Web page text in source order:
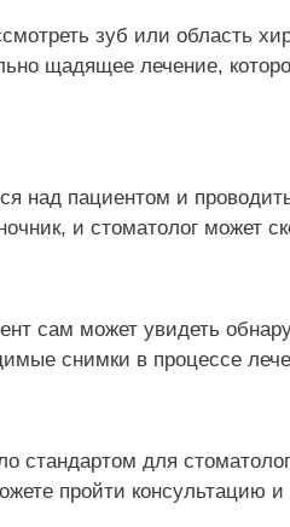
зуб или область
щадящее лечение,
над пациентом и
и стоматолог может
сам может увидеть
снимки в процессе
стандартом для
пройти консультацию